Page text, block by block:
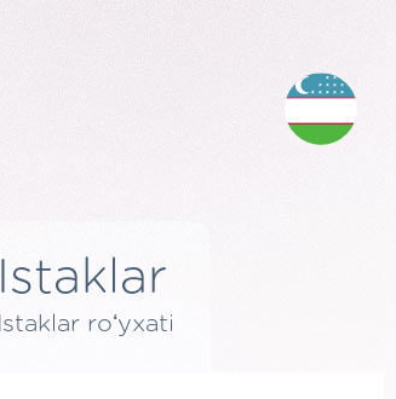
Istaklar
Istaklar roʻyxati